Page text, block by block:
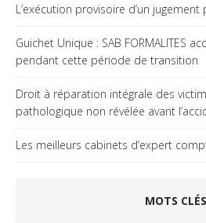
L’exécution provisoire d’un
Guichet Unique : SAB FORMALITES
pendant cette période de transition
Droit à réparation intégrale des
pathologique non révélée avant
Les meilleurs cabinets d’expert
MOTS CLÉS